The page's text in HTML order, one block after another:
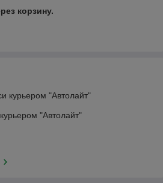
корзину.
курьером "Автолайт"
"Автолайт"